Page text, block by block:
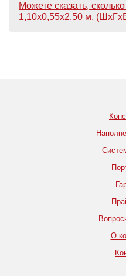
Можете сказать,
1,10х0,55х2,50 м.
О